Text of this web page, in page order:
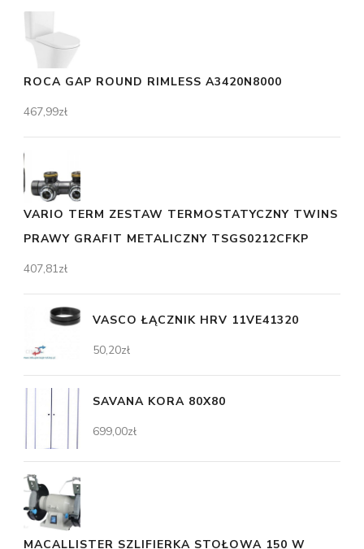
ROCA GAP ROUND RIMLESS A3420N8000
467,99zł
VARIO TERM ZESTAW TERMOSTATYCZNY TWINS
PRAWY GRAFIT METALICZNY TSGS0212CFKP
407,81zł
VASCO ŁĄCZNIK HRV 11VE41320
50,20zł
SAVANA KORA 80X80
699,00zł
MACALLISTER SZLIFIERKA STOŁOWA 150 W